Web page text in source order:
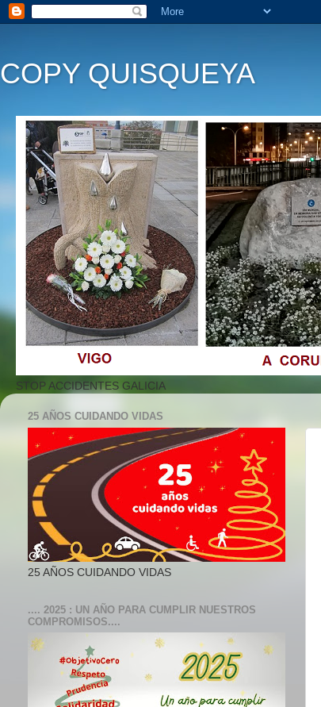
COPY QUISQUEYA
STOP ACCIDENTES GALICIA
25 AÑOS CUIDANDO VIDAS
25 AÑOS CUIDANDO VIDAS
.... 2025 : UN AÑO PARA CUMPLIR NUESTROS
COMPROMISOS....